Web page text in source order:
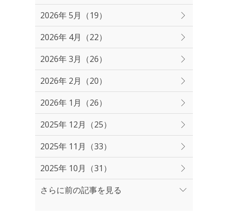
2026年 5月（19）
2026年 4月（22）
2026年 3月（26）
2026年 2月（20）
2026年 1月（26）
2025年 12月（25）
2025年 11月（33）
2025年 10月（31）
さらに前の記事を見る